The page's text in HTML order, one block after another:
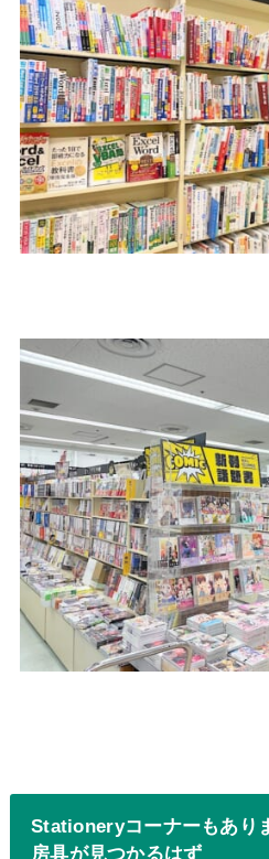
Stationeryコーナーもあり
房具が見つかるはず